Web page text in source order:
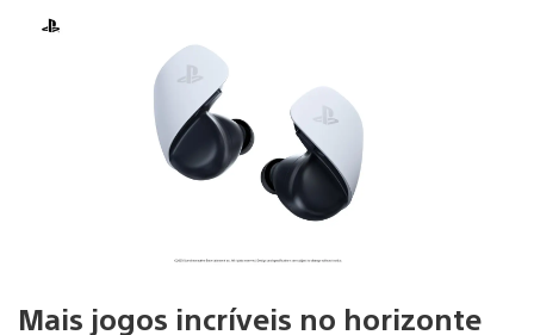
Mais jogos incríveis no horizonte